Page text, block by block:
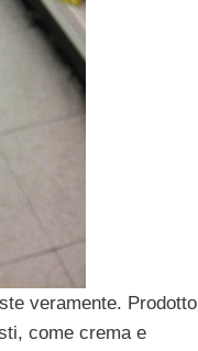
veramente. Prodotto
come crema e